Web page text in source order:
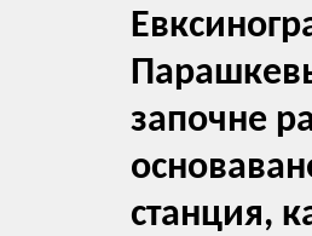
започне
станция,